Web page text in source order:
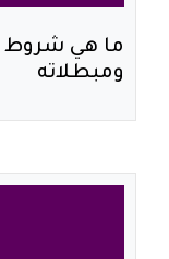
ما هي شروط
ومبطلاته